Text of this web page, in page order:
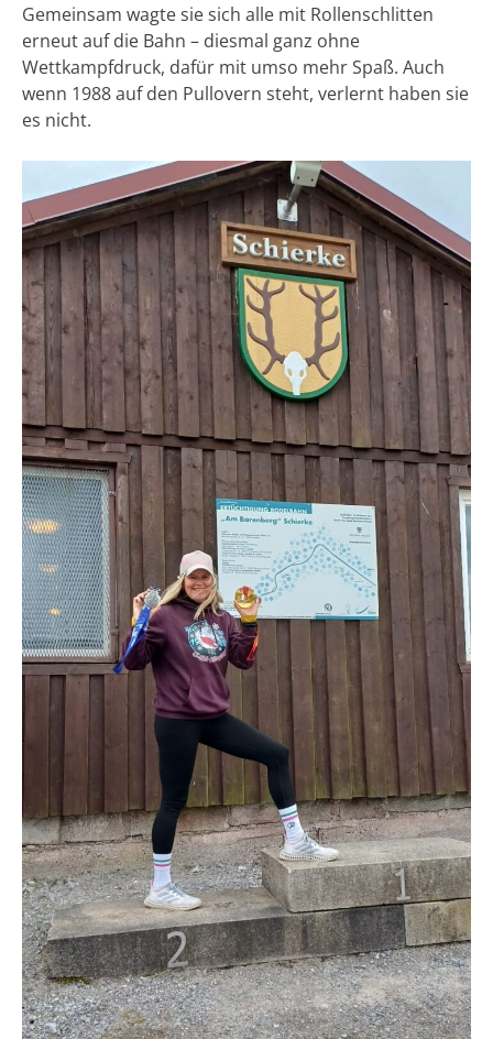
Gemeinsam wagte sie sich alle mit Rollenschlitten
erneut auf die Bahn – diesmal ganz ohne
Wettkampfdruck, dafür mit umso mehr Spaß. Auch
wenn 1988 auf den Pullovern steht, verlernt haben sie
es nicht.